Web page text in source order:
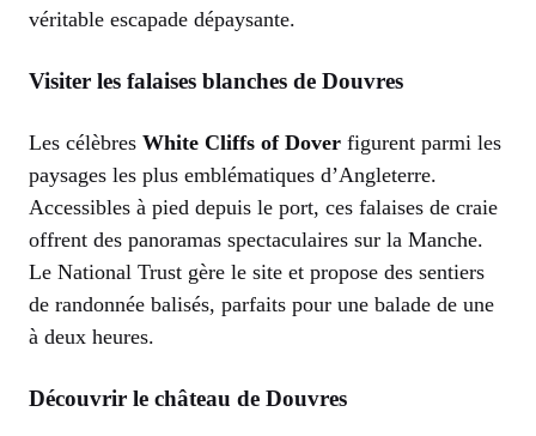
véritable escapade dépaysante.
Visiter les falaises blanches de Douvres
Les célèbres White Cliffs of Dover figurent parmi les
paysages les plus emblématiques d’Angleterre.
Accessibles à pied depuis le port, ces falaises de craie
offrent des panoramas spectaculaires sur la Manche.
Le National Trust gère le site et propose des sentiers
de randonnée balisés, parfaits pour une balade de une
à deux heures.
Découvrir le château de Douvres